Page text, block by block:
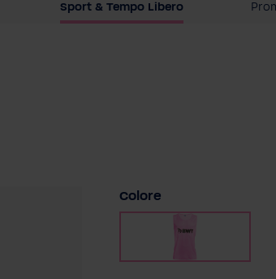
Sport & Tempo Libero
Seleziona
Colore